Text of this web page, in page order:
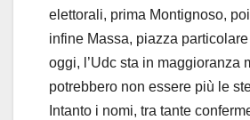
elettorali, prima Montignoso,
infine Massa, piazza
oggi, l’Udc sta in maggioranza
potrebbero non essere più le
Intanto i nomi, tra tante